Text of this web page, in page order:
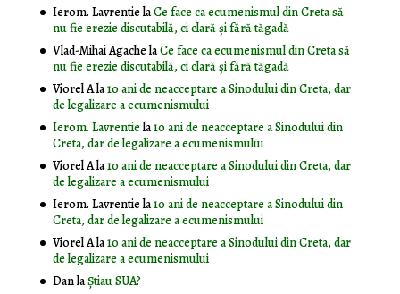
Ierom. LavrentielaCe face ca ecumenismul din Creta să
nu fie erezie discutabilă, ci clară și fără tăgadă
Vlad-Mihai AgachelaCe face ca ecumenismul din Creta să
nu fie erezie discutabilă, ci clară și fără tăgadă
Viorel Ala10 ani de neacceptare a Sinodului din Creta, dar
de legalizare a ecumenismului
Ierom. Lavrentiela10 ani de neacceptare a Sinodului din
Creta, dar de legalizare a ecumenismului
Viorel Ala10 ani de neacceptare a Sinodului din Creta, dar
de legalizare a ecumenismului
Ierom. Lavrentiela10 ani de neacceptare a Sinodului din
Creta, dar de legalizare a ecumenismului
Viorel Ala10 ani de neacceptare a Sinodului din Creta, dar
de legalizare a ecumenismului
DanlaȘtiau SUA?